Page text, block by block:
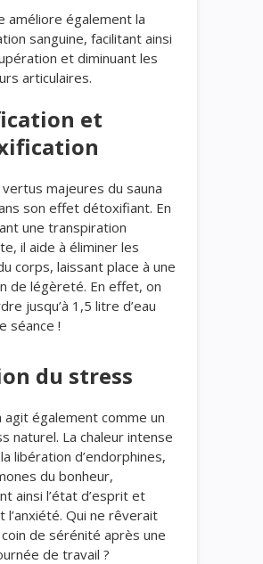
améliore également la
sanguine, facilitant ainsi
et diminuant les
articulaires.
et
majeures du sauna
son effet détoxifiant. En
une transpiration
il aide à éliminer les
corps, laissant place à une
de légèreté. En effet, on
jusqu’à 1,5 litre d’eau
séance !
du stress
agit également comme un
naturel. La chaleur intense
libération d’endorphines,
du bonheur,
ainsi l’état d’esprit et
l’anxiété. Qui ne rêverait
coin de sérénité après une
de travail ?